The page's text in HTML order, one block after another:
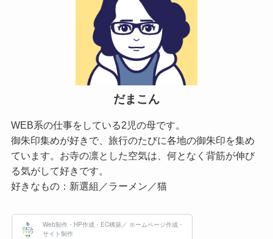
だまこん
WEB系の仕事をしている2児の母です。
御朱印集めが好きで、旅行のたびに各地の御朱印を集め
ています。お寺の凛とした空気は、何となく背筋が伸び
る気がして好きです。
好きなもの：新選組／ラーメン／猫